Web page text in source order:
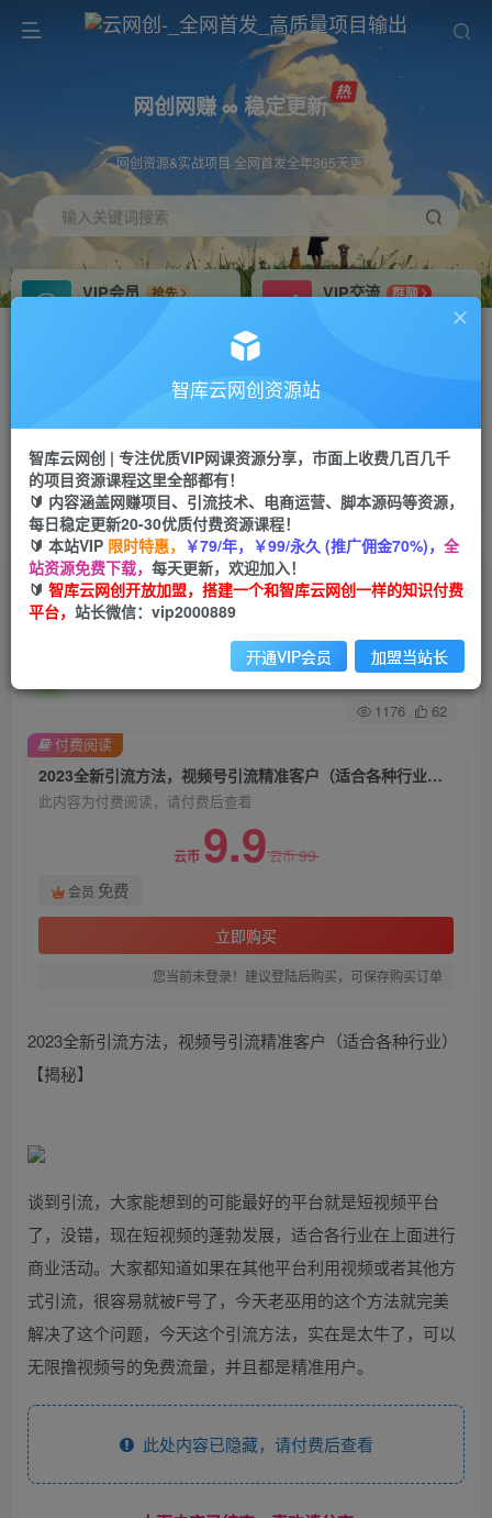
网创网赚 ∞ 稳定更新
网创资源&实战项目 全网首发全年365天更新
输入关键词搜索
VIP会员
抢先
VIP交流
群聊
研究探讨更多创业项目路子。
会员专属推广链接
网赚网创 项目
365天稳定跟新
APP下载
GO
首页 创业课程 会员免费 正文
2023全新引流方法，视频号引流精准客户（适合
各种行业）【揭秘】
关注 私信
1176 62
2023全新引流方法，视频号引流精准客户（适合各种行业）【揭秘】
此内容为付费阅读，请付费后查看
云币 9.9云币99
会员 免费
立即购买
您当前未登录！建议登陆后购买，可保存购买订单
付费阅读
2023全新引流方法，视频号引流精准客户（适合各种行业）
【揭秘】
谈到引流，大家能想到的可能最好的平台就是短视频平台
了，没错，现在短视频的蓬勃发展，适合各行业在上面进行
商业活动。大家都知道如果在其他平台利用视频或者其他方
式引流，很容易就被F号了，今天老巫用的这个方法就完美
解决了这个问题，今天这个引流方法，实在是太牛了，可以
无限撸视频号的免费流量，并且都是精准用户。
此处内容已隐藏，请付费后查看
智库云网创资源站
智库云网创 | 专注优质VIP网课资源分享，市面上收费几百几千
的项目资源课程这里全部都有！
🔰 内容涵盖网赚项目、引流技术、电商运营、脚本源码等资源，
每日稳定更新20-30优质付费资源课程！
🔰 本站VIP 限时特惠， ￥79/年，￥99/永久 (推广佣金70%)， 全
站资源免费下载， 每天更新，欢迎加入！
🔰 智库云网创开放加盟，搭建一个和智库云网创一样的知识付费
平台， 站长微信：vip2000889
开通VIP会员 加盟当站长